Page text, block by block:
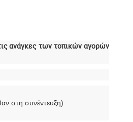
ανάγκες των τοπικών αγορών
στη συνέντευξη)